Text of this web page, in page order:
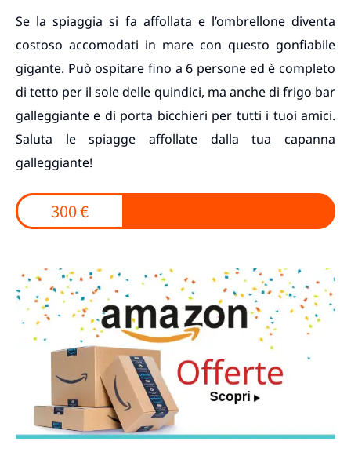
Se la spiaggia si fa affollata e l’ombrellone diventa
costoso accomodati in mare con questo gonfiabile
gigante. Può ospitare fino a 6 persone ed è completo
di tetto per il sole delle quindici, ma anche di frigo bar
galleggiante e di porta bicchieri per tutti i tuoi amici.
Saluta le spiagge affollate dalla tua capanna
galleggiante!
300 €